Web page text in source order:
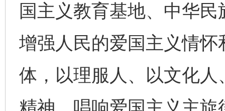
国主义教育基地、中华
增强人民的爱国主义情
体，以理服人、以文化